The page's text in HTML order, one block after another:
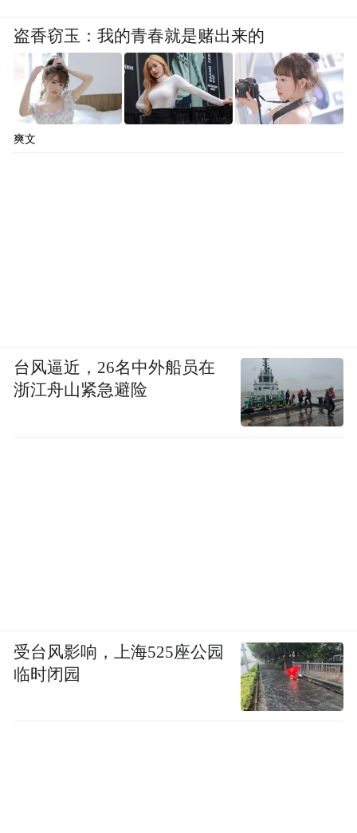
盗香窃玉：我的青春就是赌出来的
爽文
台风逼近，26名中外船员在
浙江舟山紧急避险
受台风影响，上海525座公园
临时闭园